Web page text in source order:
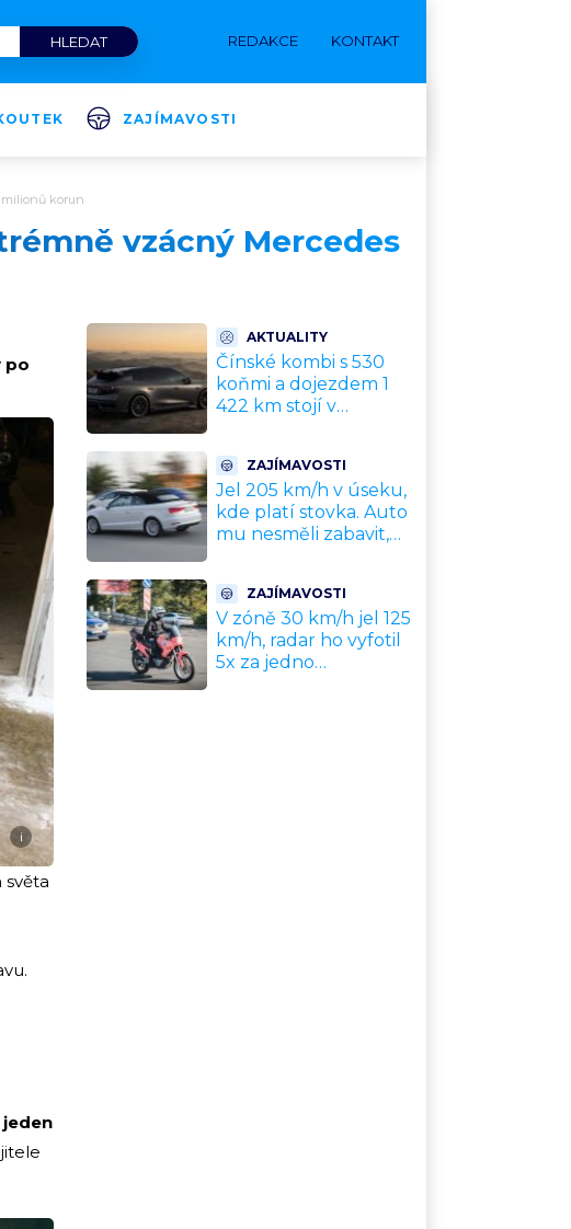
REDAKCE KONTAKT
ZAJÍMAVOSTI
milionů korun
vzácný Mercedes
po
i
světa
AKTUALITY
Čínské kombi s 530
koňmi a dojezdem 1
422 km stojí v
VW a BMW mají
problém
ZAJÍMAVOSTI
Jel 205 km/h v úseku,
kde platí stovka. Auto
mu nesměli zabavit,
ZAJÍMAVOSTI
V zóně 30 km/h jel 125
km/h, radar ho vyfotil
5x za jedno